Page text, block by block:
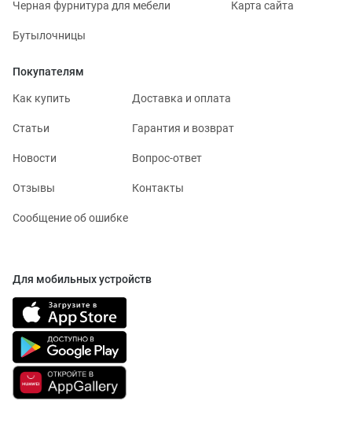
Черная фурнитура для мебели
Бутылочницы
Карта сайта
Покупателям
Как купить Доставка и оплата
Статьи Гарантия и возврат
Новости Вопрос-ответ
Отзывы Контакты
Сообщение об ошибке
Для мобильных устройств